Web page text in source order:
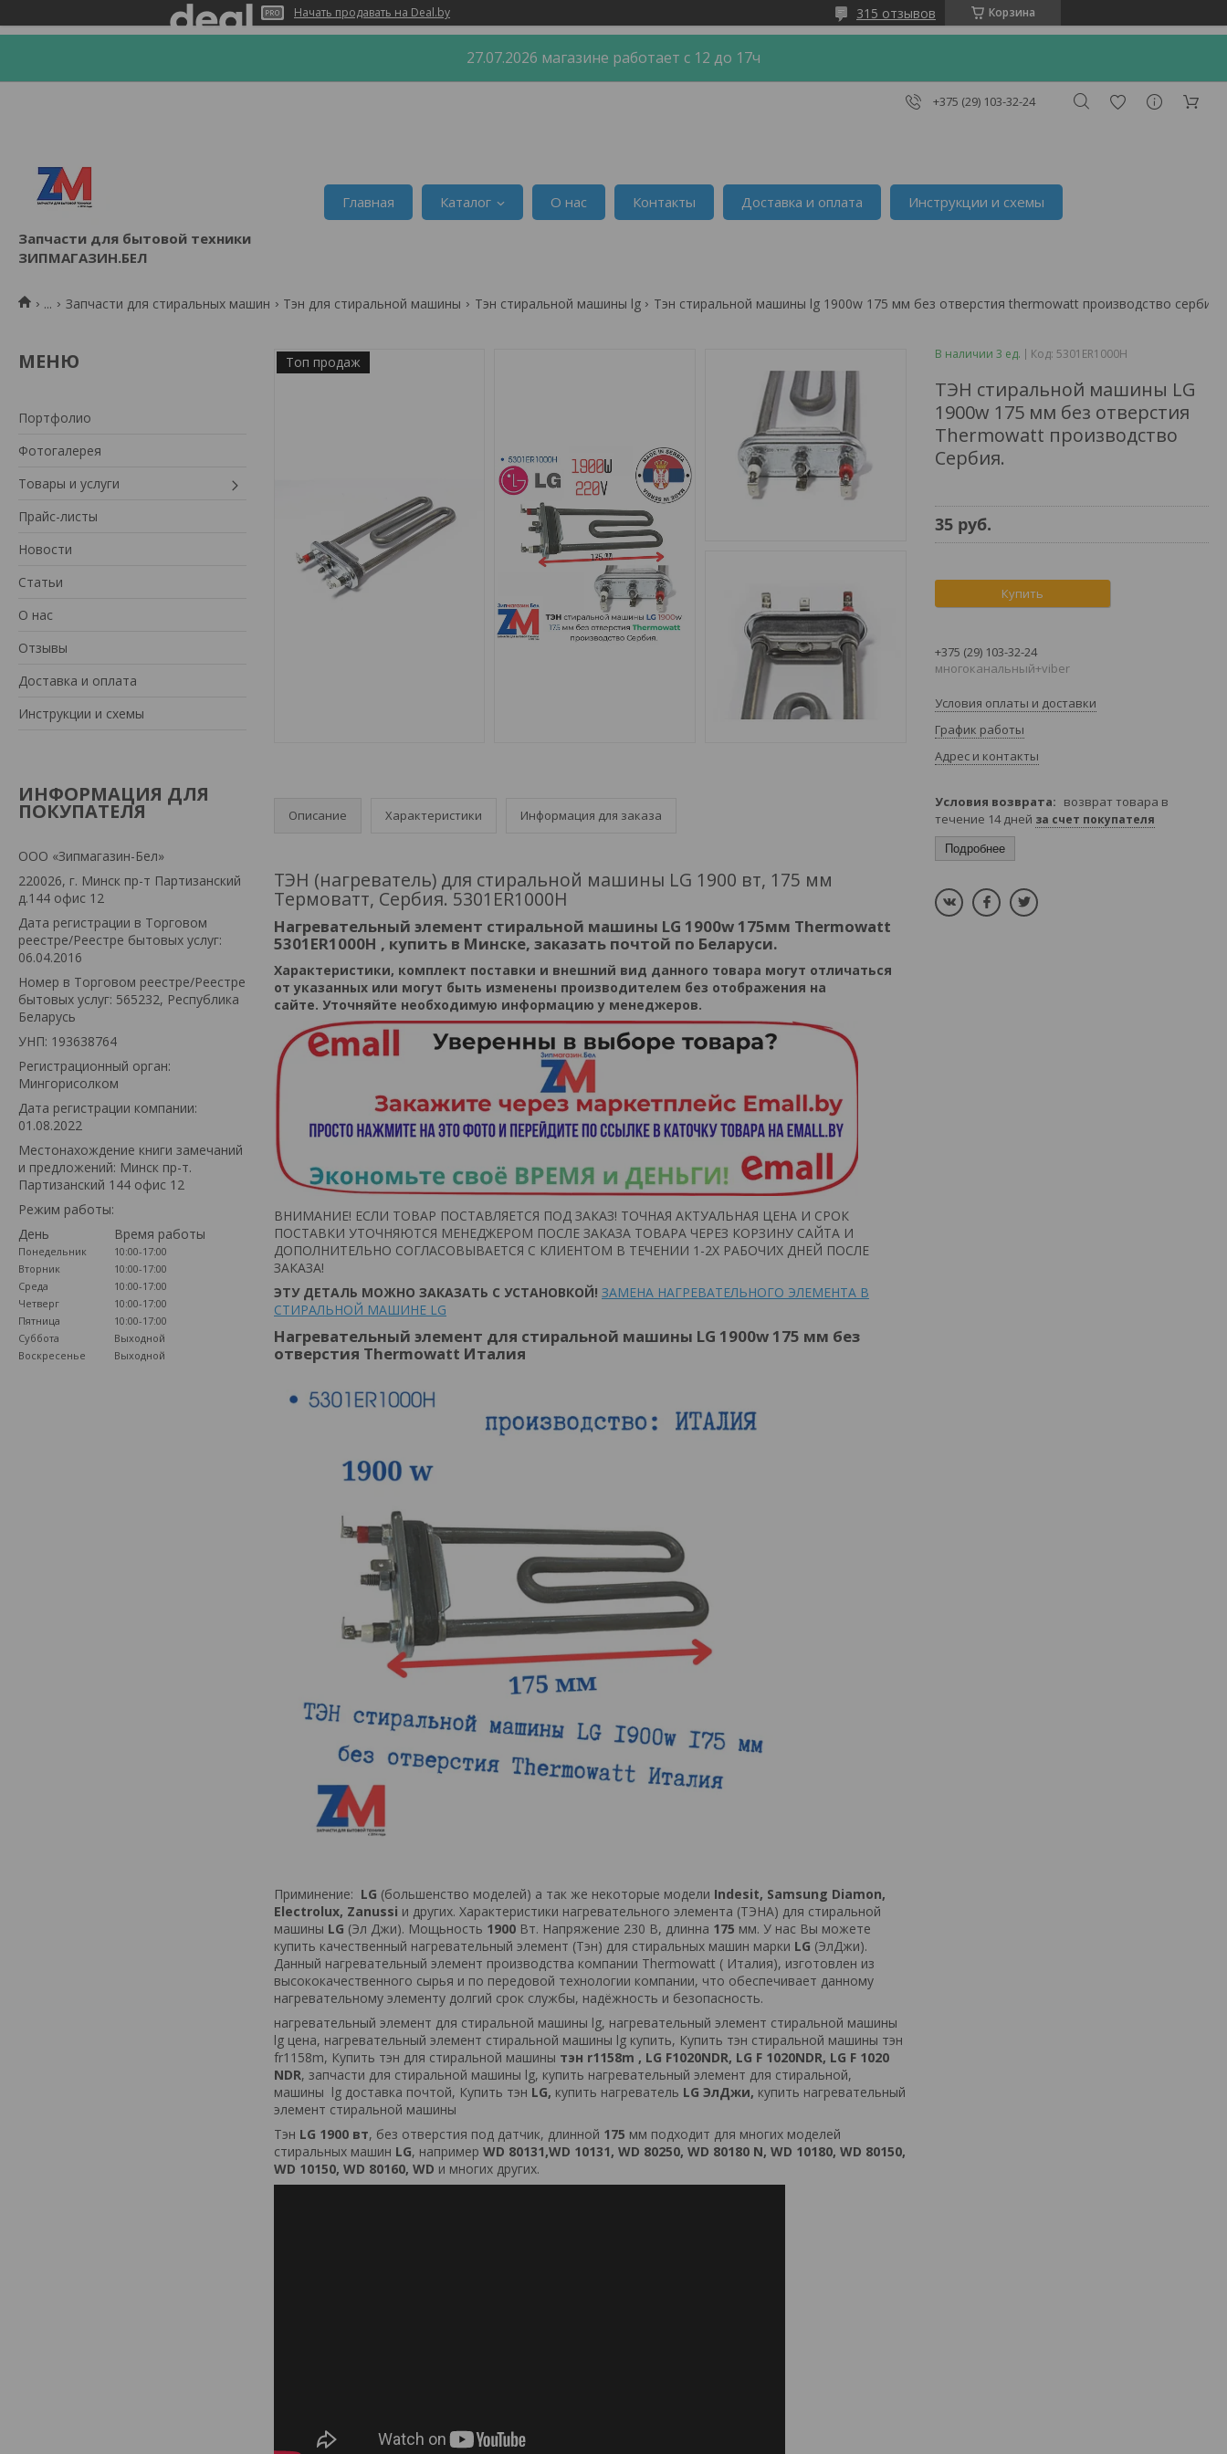
Начать продавать на Deal.by Корзина
315 отзывов
27.07.2026 магазине работает с 12 до 17ч
+375 (29) 103-32-24
Запчасти для бытовой техники
ЗИПМАГАЗИН.БЕЛ
Главная Каталог О нас Контакты Доставка и оплата Инструкции и схемы
... Запчасти для стиральных машин Тэн для стиральной машины Тэн стиральной машины lg Тэн стиральной машины lg 1900w 175 мм без отверстия thermowatt производство сербия.
Портфолио
Фотогалерея
Товары и услуги
Прайс-листы
Новости
Статьи
О нас
Отзывы
Доставка и оплата
Инструкции и схемы
ИНФОРМАЦИЯ ДЛЯ
ПОКУПАТЕЛЯ
ООО «Зипмагазин-Бел»
220026, г. Минск пр-т Партизанский
д.144 офис 12
Дата регистрации в Торговом
реестре/Реестре бытовых услуг:
06.04.2016
Номер в Торговом реестре/Реестре
бытовых услуг: 565232, Республика
Беларусь
УНП: 193638764
Регистрационный орган:
Мингорисолком
Дата регистрации компании:
01.08.2022
Местонахождение книги замечаний
и предложений: Минск пр-т.
Партизанский 144 офис 12
Режим работы:
День
Время работы
Понедельник
10:00-17:00
Вторник
10:00-17:00
Среда
10:00-17:00
Четверг
10:00-17:00
Пятница
10:00-17:00
Суббота
Выходной
Воскресенье
Выходной
Топ продаж
Описание Характеристики Информация для заказа
ТЭН (нагреватель) для стиральной машины LG 1900 вт, 175 мм
Термоватт, Сербия. 5301ER1000H
Нагревательный элемент стиральной машины LG 1900w 175мм Thermowatt
5301ER1000H , купить в Минске, заказать почтой по Беларуси.
Xарактеристики, комплект поставки и внешний вид данного товара могут отличаться
от указанных или могут быть изменены производителем без отображения на
сайте. Уточняйте необходимую информацию у менеджеров.
ВНИМАНИЕ! ЕСЛИ ТОВАР ПОСТАВЛЯЕТСЯ ПОД ЗАКАЗ! ТОЧНАЯ АКТУАЛЬНАЯ ЦЕНА И СРОК
ПОСТАВКИ УТОЧНЯЮТСЯ МЕНЕДЖЕРОМ ПОСЛЕ ЗАКАЗА ТОВАРА ЧЕРЕЗ КОРЗИНУ САЙТА И
ДОПОЛНИТЕЛЬНО СОГЛАСОВЫВАЕТСЯ С КЛИЕНТОМ В ТЕЧЕНИИ 1-2Х РАБОЧИХ ДНЕЙ ПОСЛЕ
ЗАКАЗА!
ЭТУ ДЕТАЛЬ МОЖНО ЗАКАЗАТЬ С УСТАНОВКОЙ! ЗАМЕНА НАГРЕВАТЕЛЬНОГО ЭЛЕМЕНТА В
СТИРАЛЬНОЙ МАШИНЕ LG
Нагревательный элемент для стиральной машины LG 1900w 175 мм без
отверстия Thermowatt Италия
Приминение: LG (большенство моделей) а так же некоторые модели Indesit, Samsung Diamon,
Electrolux, Zanussi и других. Характеристики нагревательного элемента (ТЭНА) для стиральной
машины LG (Эл Джи). Мощьность 1900 Вт. Напряжение 230 В, длинна 175 мм. У нас Вы можете
купить качественный нагревательный элемент (Тэн) для стиральных машин марки LG (ЭлДжи).
Данный нагревательный элемент производства компании Thermowatt ( Италия), изготовлен из
высококачественного сырья и по передовой технологии компании, что обеспечивает данному
нагревательному элементу долгий срок службы, надёжность и безопасность.
нагревательный элемент для стиральной машины lg, нагревательный элемент стиральной машины
lg цена, нагревательный элемент стиральной машины lg купить, Купить тэн стиральной машины тэн
fr1158m, Купить тэн для стиральной машины тэн r1158m , LG F1020NDR, LG F 1020NDR, LG F 1020
NDR, запчасти для стиральной машины lg, купить нагревательный элемент для стиральной,
машины lg доставка почтой, Купить тэн LG, купить нагреватель LG ЭлДжи, купить нагревательный
элемент стиральной машины
Тэн LG 1900 вт, без отверстия под датчик, длинной 175 мм подходит для многих моделей
стиральных машин LG, например WD 80131,WD 10131, WD 80250, WD 80180 N, WD 10180, WD 80150,
WD 10150, WD 80160, WD и многих других.
В наличии 3 ед. Код: 5301ER1000H
ТЭН стиральной машины LG
1900w 175 мм без отверстия
Thermowatt производство
Сербия.
35 руб.
Купить
+375 (29) 103-32-24
многоканальный+viber
Условия оплаты и доставки
График работы
Адрес и контакты
возврат товара в
течение 14 дней за счет покупателя
Подробнее